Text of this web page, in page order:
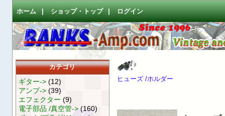
ホーム ショップ・トップ ログイン
カテゴリ
ギター-> (12)
アンプ-> (39)
エフェクター (9)
電子部品 /真空管-> (160)
ヒューズ /ホルダー